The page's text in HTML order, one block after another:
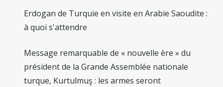
Erdogan de Turquie en visite en Arabie Saoudite :
à quoi s'attendre
Message remarquable de « nouvelle ère » du
président de la Grande Assemblée nationale
turque, Kurtulmuş : les armes seront